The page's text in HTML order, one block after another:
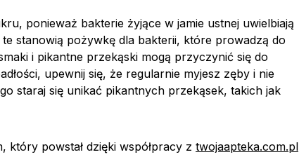
ponieważ bakterie żyjące w jamie ustnej uwielbiają
stanowią pożywkę dla bakterii, które prowadzą do
i pikantne przekąski mogą przyczynić się do
upewnij się, że regularnie myjesz zęby i nie
staraj się unikać pikantnych przekąsek, takich jak
który powstał dzięki współpracy z twojaapteka.com.pl